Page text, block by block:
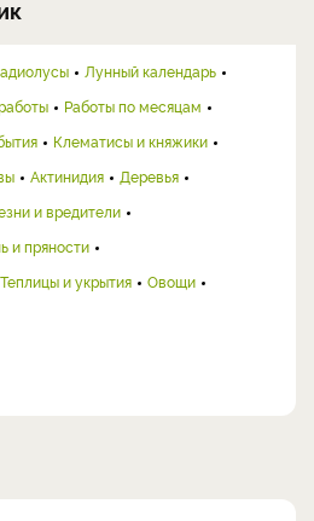
Лунный календарь
Работы по месяцам
Клематисы и княжики
Актинидия
Деревья
и вредители
и пряности
Теплицы и укрытия
Овощи